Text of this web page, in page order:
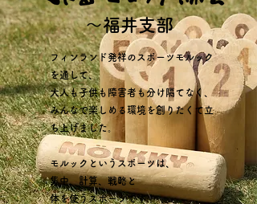
～福井支部
フィンランド発祥のスポーツモルック
を通して、
大人も子供も障害者も分け隔てなく、
みんなで楽しめる環境を創りたくて立
ち上げました。
モルックというスポーツは、
集中、計算、戦略と
体を使うスポーツです！